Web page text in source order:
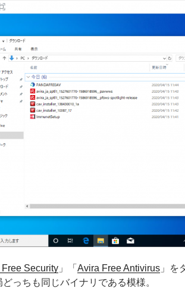
Security 」「 Avira Free Antivirus 」を
っちも同じバイナリである模様。